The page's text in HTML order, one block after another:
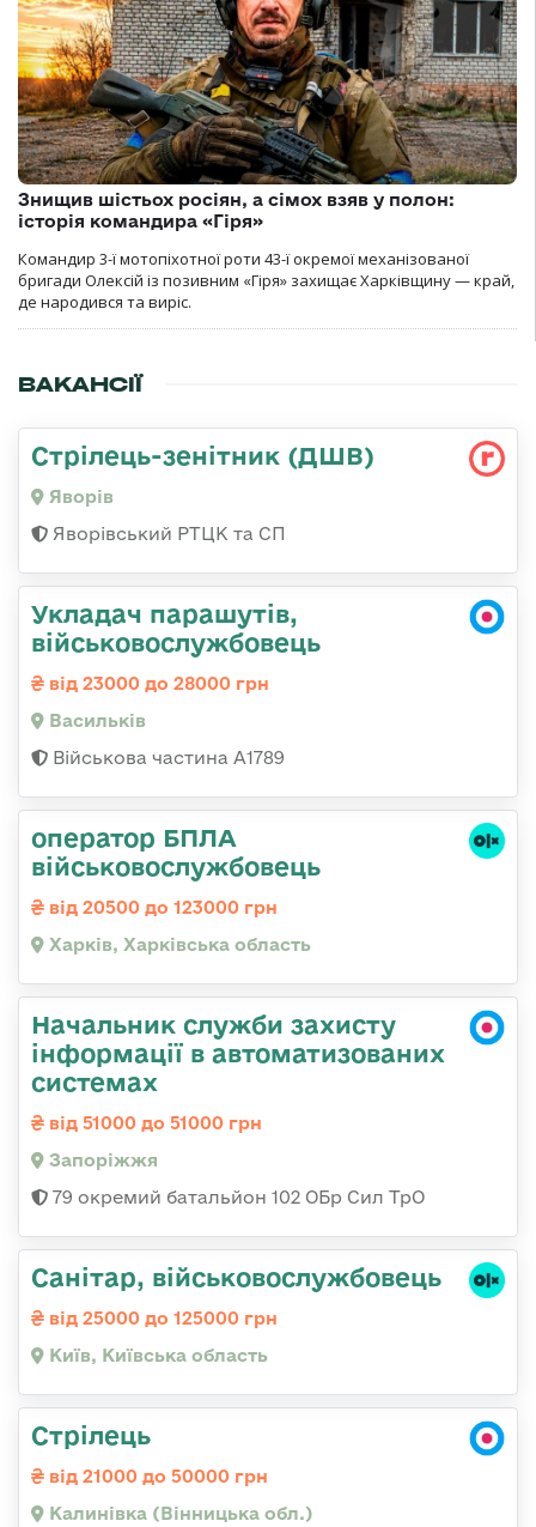
Знищив шістьох росіян, а сімох взяв у полон:
історія командира «Гіря»
Командир 3-ї мотопіхотної роти 43-ї окремої механізованої
бригади Олексій із позивним «Гіря» захищає Харківщину — край,
де народився та виріс.
ВАКАНСІЇ
Стрілець-зенітник (ДШВ)
Яворів
Яворівський РТЦК та СП
Укладач парашутів,
військовослужбовець
від 23000 до 28000 грн
Васильків
Військова частина А1789
оператор БПЛА
військовослужбовець
від 20500 до 123000 грн
Харків, Харківська область
Начальник служби захисту
інформації в автоматизованих
системах
від 51000 до 51000 грн
Запоріжжя
79 окремий батальйон 102 ОБр Сил ТрО
Санітаp, військовослужбовець
від 25000 до 125000 грн
Київ, Київська область
Стрілець
від 21000 до 50000 грн
Калинівка (Вінницька обл.)